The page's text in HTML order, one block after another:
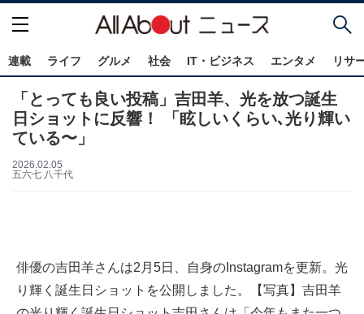
連載 ライフ グルメ 社会 IT・ビジネス エンタメ リサ
「とっても良い投稿」吉田羊、光を放つ誕生
日ショットに反響！ 「眩しいくらい､光り輝い
ている〜」
2026.02.05
五六七 八千代
俳優の吉田羊さんは2月5日、自身のInstagramを更新。光
り輝く誕生日ショットを公開しました。【写真】吉田羊